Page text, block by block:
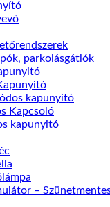
parkolásgátlók
kapunyitó
Kapcsoló
kapunyitó
–